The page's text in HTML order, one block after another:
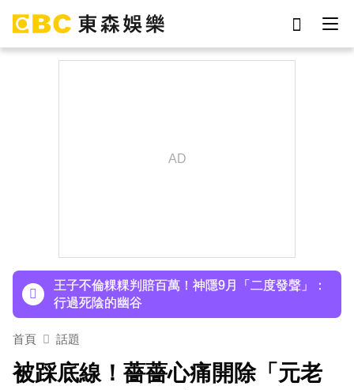
三傳聞」：你在講三小？
王子不倫粿粿判賠百萬！神隱9月「二度發聲」：
行過死陰的幽谷
下載東森App，隨時掌握天下大小事！
小24歲女友背景遭起底！姜厚任12點聲明「駁小
首頁 話題
被踩底線！薔薔心痛開除「元老